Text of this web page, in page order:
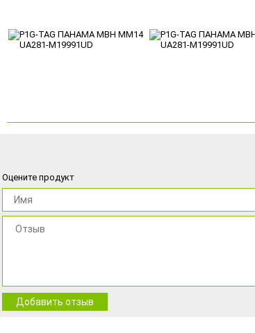
Оцените продукт
Добавить отзыв